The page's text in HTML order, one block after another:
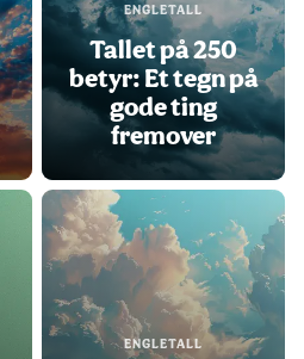
ENGLETALL
Tallet på 250
betyr: Et tegn på
gode ting
fremover
ENGLETALL